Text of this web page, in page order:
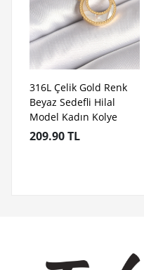
316L Çelik Gold Renk
Beyaz Sedefli Hilal
Model Kadın Kolye
209.90 TL